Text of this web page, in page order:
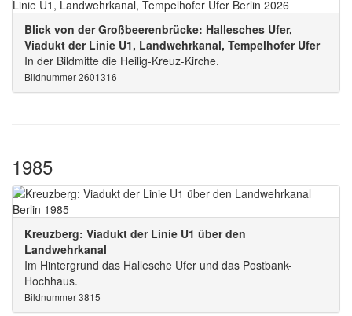
Blick von der Großbeerenbrücke: Hallesches Ufer,
Viadukt der Linie U1, Landwehrkanal, Tempelhofer Ufer
In der Bildmitte die Heilig-Kreuz-Kirche.
Bildnummer 2601316
1985
Kreuzberg: Viadukt der Linie U1 über den
Landwehrkanal
Im Hintergrund das Hallesche Ufer und das Postbank-
Hochhaus.
Bildnummer 3815